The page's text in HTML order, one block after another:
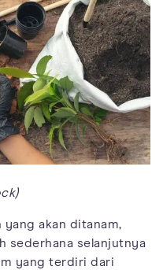
yang akan ditanam,
sederhana selanjutnya
yang terdiri dari